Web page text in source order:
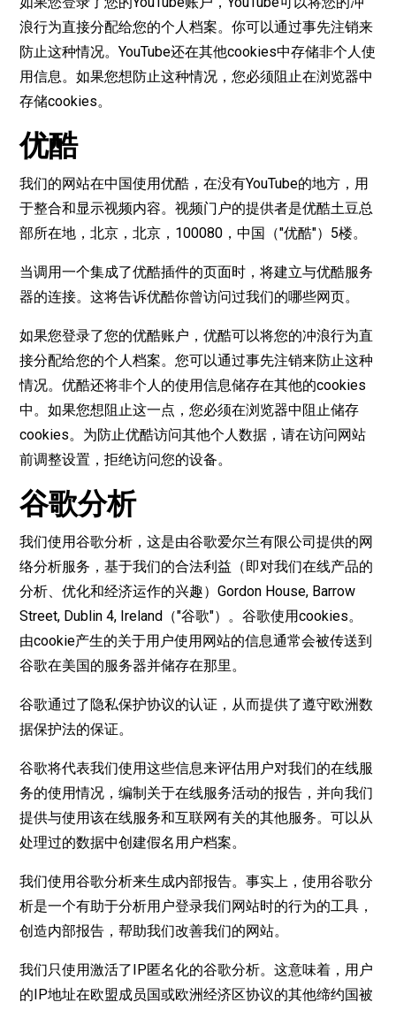
浪行为直接分配给您的个人档案。你可以通过事先注销来
防止这种情况。YouTube还在其他cookies中存储非个人使
用信息。如果您想防止这种情况，您必须阻止在浏览器中
存储cookies。
优酷
我们的网站在中国使用优酷，在没有YouTube的地方，用
于整合和显示视频内容。视频门户的提供者是优酷土豆总
部所在地，北京，北京，100080，中国（"优酷"）5楼。
当调用一个集成了优酷插件的页面时，将建立与优酷服务
器的连接。这将告诉优酷你曾访问过我们的哪些网页。
如果您登录了您的优酷账户，优酷可以将您的冲浪行为直
接分配给您的个人档案。您可以通过事先注销来防止这种
情况。优酷还将非个人的使用信息储存在其他的cookies
中。如果您想阻止这一点，您必须在浏览器中阻止储存
cookies。为防止优酷访问其他个人数据，请在访问网站
前调整设置，拒绝访问您的设备。
谷歌分析
我们使用谷歌分析，这是由谷歌爱尔兰有限公司提供的网
络分析服务，基于我们的合法利益（即对我们在线产品的
分析、优化和经济运作的兴趣）Gordon House, Barrow
Street, Dublin 4, Ireland（"谷歌"）。谷歌使用cookies。
由cookie产生的关于用户使用网站的信息通常会被传送到
谷歌在美国的服务器并储存在那里。
谷歌通过了隐私保护协议的认证，从而提供了遵守欧洲数
据保护法的保证。
谷歌将代表我们使用这些信息来评估用户对我们的在线服
务的使用情况，编制关于在线服务活动的报告，并向我们
提供与使用该在线服务和互联网有关的其他服务。可以从
处理过的数据中创建假名用户档案。
我们使用谷歌分析来生成内部报告。事实上，使用谷歌分
析是一个有助于分析用户登录我们网站时的行为的工具，
创造内部报告，帮助我们改善我们的网站。
我们只使用激活了IP匿名化的谷歌分析。这意味着，用户
的IP地址在欧盟成员国或欧洲经济区协议的其他缔约国被